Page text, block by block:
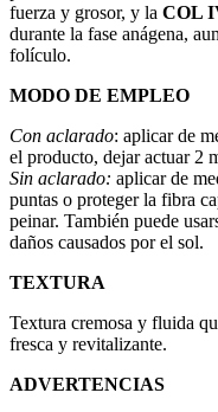
fuerza y grosor, y la COL
durante la fase anágena,
folículo.
MODO DE EMPLEO
Con aclarado: aplicar de
el producto, dejar actuar 2
Sin aclarado: aplicar de
puntas o proteger la fibra
peinar. También puede
daños causados por el sol.
TEXTURA
Textura cremosa y fluida
fresca y revitalizante.
ADVERTENCIAS